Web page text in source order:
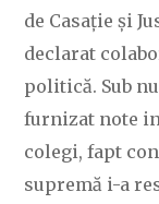
de Casație și
declarat
politică. Sub
furnizat note
colegi, fapt
supremă i-a